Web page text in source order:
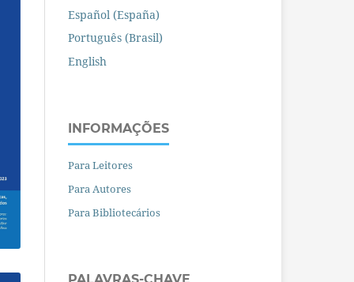
Español (España)
Português (Brasil)
English
INFORMAÇÕES
Para Leitores
Para Autores
Para Bibliotecários